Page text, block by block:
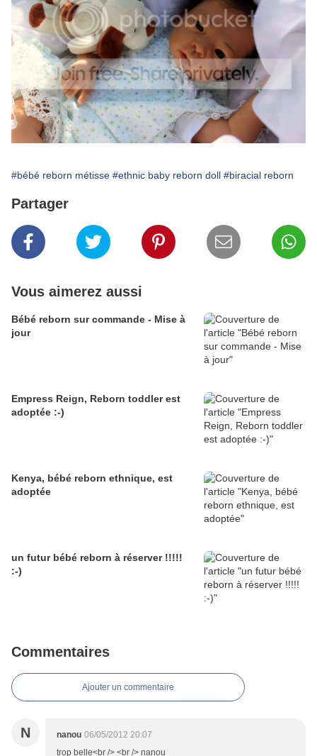
#bébé reborn métisse #ethnic baby reborn doll #biracial reborn
Partager
Vous aimerez aussi
Bébé reborn sur commande - Mise à
jour
Empress Reign, Reborn toddler est
adoptée :-)
Kenya, bébé reborn ethnique, est
adoptée
un futur bébé reborn à réserver !!!!!
:-)
Commentaires
Ajouter un commentaire
N nanou 06/05/2012 20:07
trop belle<br /> <br /> nanou